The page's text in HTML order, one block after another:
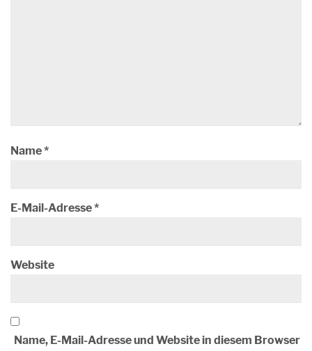
Name*
E-Mail-Adresse*
Website
Name, E-Mail-Adresse und Website in diesem Browser